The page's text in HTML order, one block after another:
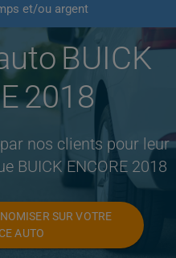
et/ou argent
BUICK
2018
nos clients pour leur
BUICK ENCORE 2018
SUR VOTRE
AUTO